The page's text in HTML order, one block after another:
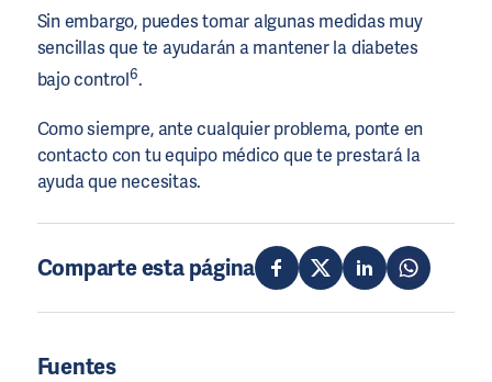
Sin embargo, puedes tomar algunas medidas muy
sencillas que te ayudarán a mantener la diabetes
bajo control6.
Como siempre, ante cualquier problema, ponte en
contacto con tu equipo médico que te prestará la
ayuda que necesitas.
Comparte esta página
Fuentes